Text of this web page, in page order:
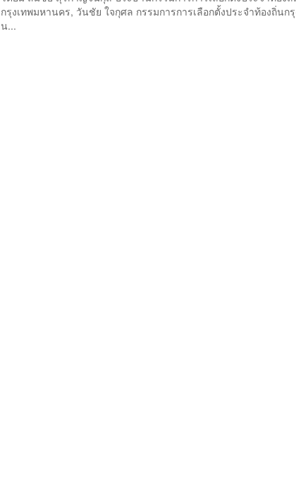
กรุงเทพมหานคร, วันชัย ใจกุศล กรรมการการเลือกตั้งประจำท้องถิ่นก
น...